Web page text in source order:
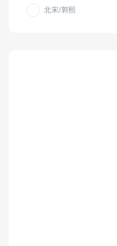
北宋/郭熙